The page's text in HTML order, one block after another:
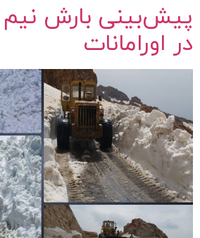
پیش‌بینی بارش
در اورامانات